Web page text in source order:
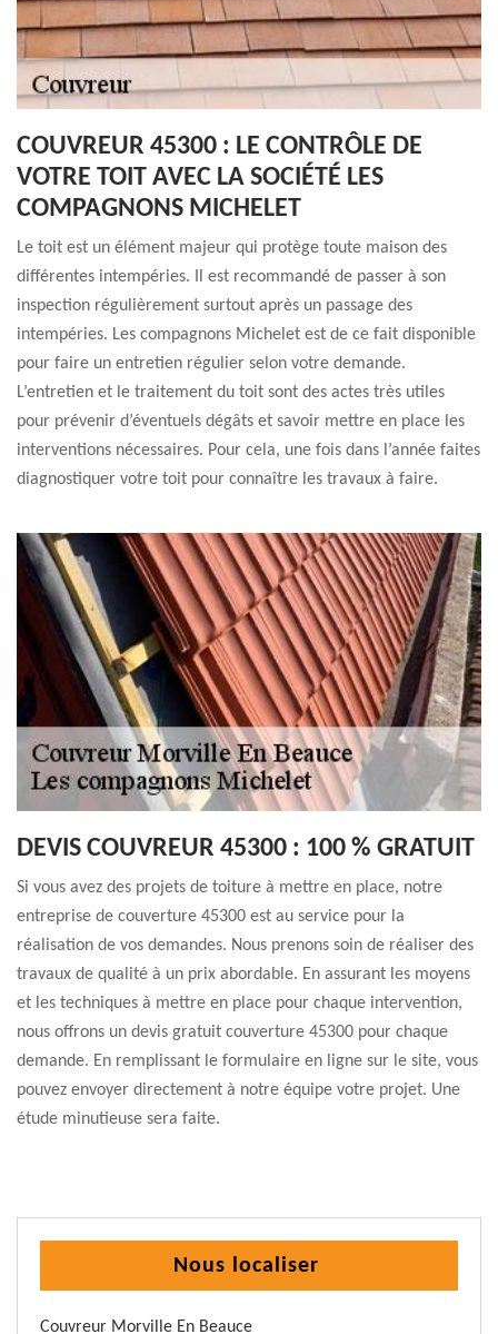
COUVREUR 45300 : LE CONTRÔLE DE
VOTRE TOIT AVEC LA SOCIÉTÉ LES
COMPAGNONS MICHELET
Le toit est un élément majeur qui protège toute maison des
différentes intempéries. Il est recommandé de passer à son
inspection régulièrement surtout après un passage des
intempéries. Les compagnons Michelet est de ce fait disponible
pour faire un entretien régulier selon votre demande.
L’entretien et le traitement du toit sont des actes très utiles
pour prévenir d’éventuels dégâts et savoir mettre en place les
interventions nécessaires. Pour cela, une fois dans l’année faites
diagnostiquer votre toit pour connaître les travaux à faire.
DEVIS COUVREUR 45300 : 100 % GRATUIT
Si vous avez des projets de toiture à mettre en place, notre
entreprise de couverture 45300 est au service pour la
réalisation de vos demandes. Nous prenons soin de réaliser des
travaux de qualité à un prix abordable. En assurant les moyens
et les techniques à mettre en place pour chaque intervention,
nous offrons un devis gratuit couverture 45300 pour chaque
demande. En remplissant le formulaire en ligne sur le site, vous
pouvez envoyer directement à notre équipe votre projet. Une
étude minutieuse sera faite.
Nous localiser
Couvreur Morville En Beauce